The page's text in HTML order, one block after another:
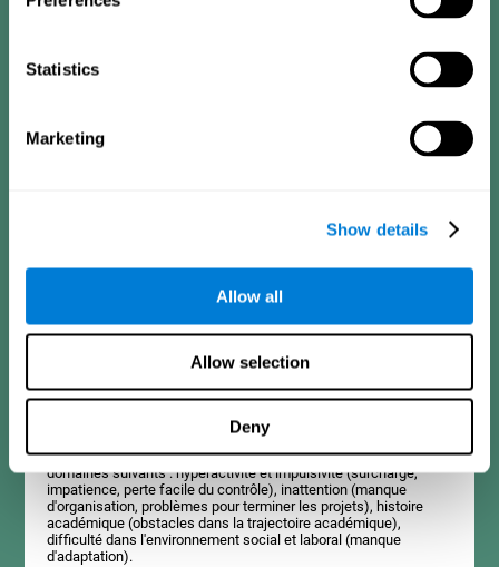
Statistics
Marketing
Show details
Allow all
Allow selection
Deny
Critères de diagnostic pour les adolescents de 13
répondre et qui peuvent être remplis par le tuteur ou le proche en
charge de l’évaluation. Le questionnaire contient des questions
concernant les domaines suivants : hyperactivité ou impulsivité
apprentissage et développement (difficultés académiques,
Critères de diagnostic pour les adultes
Cela consiste en une série d’items auxquels il est facile de
répondre et qui peuvent être remplis par le professionnel en
charge de l’évaluation ou par la personne qui réalise le test de
TDA-H. Le questionnaire contient des questions concernant les
domaines suivants : hyperactivité et impulsivité (surcharge,
impatience, perte facile du contrôle), inattention (manque
d'organisation, problèmes pour terminer les projets), histoire
académique (obstacles dans la trajectoire académique),
difficulté dans l'environnement social et laboral (manque
d'adaptation).